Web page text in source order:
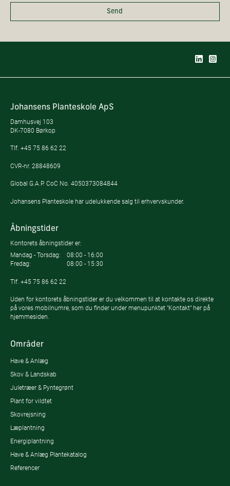
Send
Johansens Planteskole ApS
Damhusvej 103
DK-7080 Børkop
Tlf. +45 75 86 62 22
CVR-nr. 28848609
Global G.A.P. CoC No. 4050373084844
Johansens Planteskole har udelukkende salg til erhvervskunder.
Åbningstider
Kontorets åbningstider er:
Mandag - Torsdag:
08:00 - 16:00
Fredag:
08:00 - 15:30
Tlf. +45 75 86 62 22
Uden for kontorets åbningstider er du velkommen til at kontakte os direkte
på vores mobilnumre, som du finder under menupunktet "Kontakt" her på
hjemmesiden.
Områder
Have & Anlæg
Skov & Landskab
Juletræer & Pyntegrønt
Plant for vildtet
Skovrejsning
Læplantning
Energiplantning
Have & Anlæg Plantekatalog
Referencer